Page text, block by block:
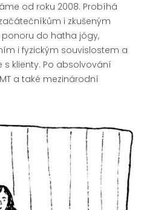
od roku 2008. Probíhá
i zkušeným
do hatha jógy,
i fyzickým souvislostem a
klienty. Po absolvování
a také mezinárodní